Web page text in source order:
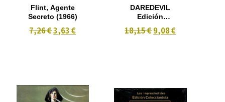
Flint, Agente
Secreto (1966)
7,26 €3,63 €
DAREDEVIL
Edición
2 discos
18,15 €9,08 €